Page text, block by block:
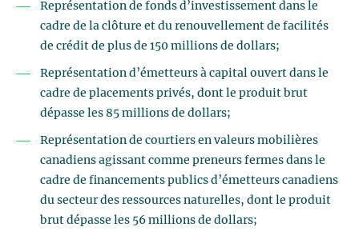
Représentation de fonds d’investissement dans le
cadre de la clôture et du renouvellement de facilités
de crédit de plus de 150 millions de dollars;
Représentation d’émetteurs à capital ouvert dans le
cadre de placements privés, dont le produit brut
dépasse les 85 millions de dollars;
Représentation de courtiers en valeurs mobilières
canadiens agissant comme preneurs fermes dans le
cadre de financements publics d’émetteurs canadiens
du secteur des ressources naturelles, dont le produit
brut dépasse les 56 millions de dollars;